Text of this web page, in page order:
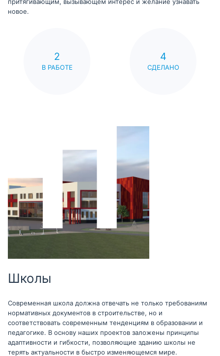
притягивающим, вызывающем интерес и желание узнавать
новое.
2
В РАБОТЕ
4
СДЕЛАНО
Школы
Современная школа должна отвечать не только требованиям
нормативных документов в строительстве, но и
соответствовать современным тенденциям в образовании и
педагогике. В основу наших проектов заложены принципы
адаптивности и гибкости, позволяющие зданию школы не
терять актуальности в быстро изменяющемся мире.